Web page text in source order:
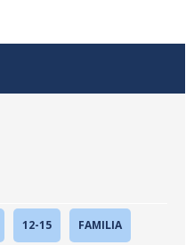
12-15 FAMILIA